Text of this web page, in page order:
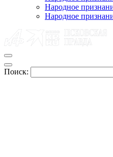
Народное
Народное
Поиск: